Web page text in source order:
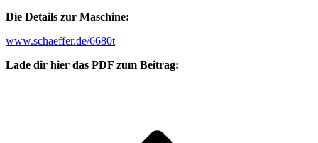
Die Details zur Maschine:
www.schaeffer.de/6680t
Lade dir hier das PDF zum Beitrag: